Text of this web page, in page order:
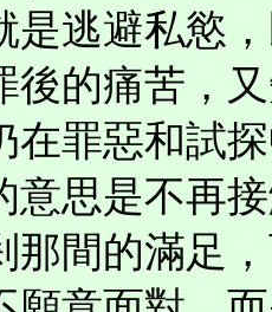
是逃避私慾
後的痛苦，
在罪惡和試
意思是不再
那間的滿足